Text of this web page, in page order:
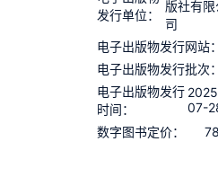
发行单位：
版社有限
司
电子出版物发行网站
电子出版物发行批次
电子出版物发行
时间：
07-
数字图书定价：